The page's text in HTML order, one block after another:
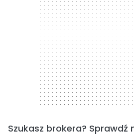
Szukasz brokera? Sprawdź